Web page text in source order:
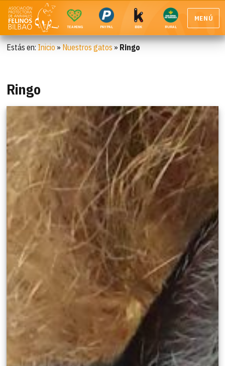
TEAMING PAYPAL BBK RURAL
MENÚ
Estás en: Inicio » Nuestros gatos » Ringo
Ringo